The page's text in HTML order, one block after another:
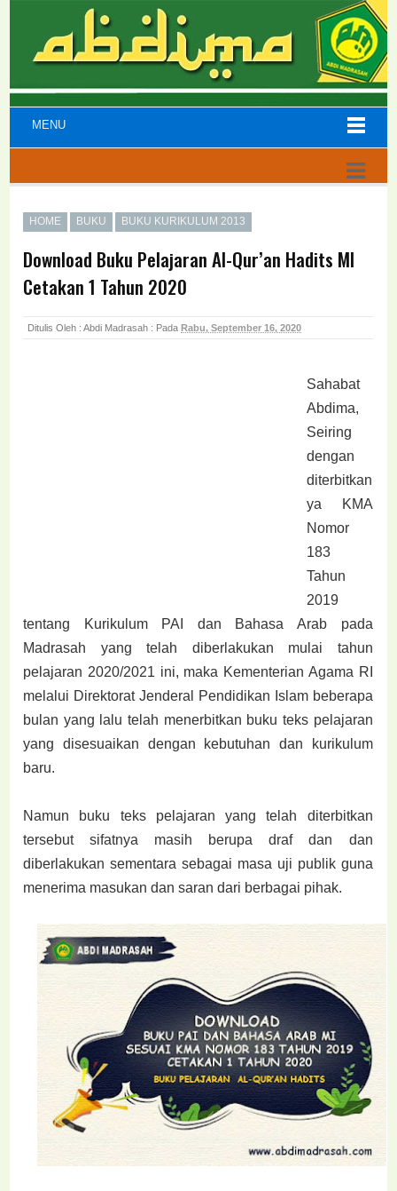
MENU
HOME BUKU BUKU KURIKULUM 2013
Download Buku Pelajaran Al-Qur’an Hadits MI
Cetakan 1 Tahun 2020
Ditulis Oleh : Abdi Madrasah : PadaRabu, September 16, 2020
Sahabat
Abdima,
Seiring
dengan
diterbitkan
ya KMA
Nomor
183
Tahun
2019
tentang Kurikulum PAI dan Bahasa Arab pada
Madrasah yang telah diberlakukan mulai tahun
pelajaran 2020/2021 ini, maka Kementerian Agama RI
melalui Direktorat Jenderal Pendidikan Islam beberapa
bulan yang lalu telah menerbitkan buku teks pelajaran
yang disesuaikan dengan kebutuhan dan kurikulum
baru.
Namun buku teks pelajaran yang telah diterbitkan
tersebut sifatnya masih berupa draf dan dan
diberlakukan sementara sebagai masa uji publik guna
menerima masukan dan saran dari berbagai pihak.